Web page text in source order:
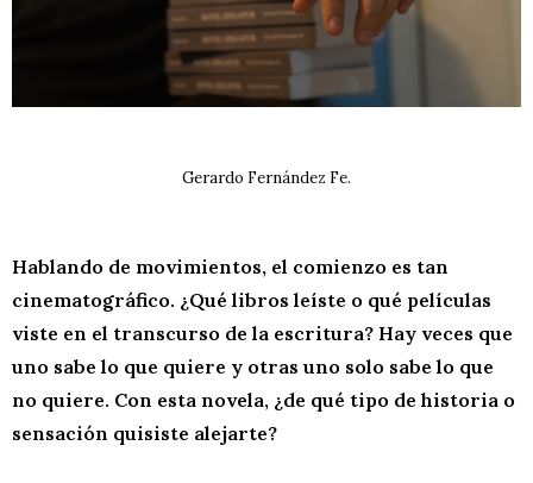
Gerardo Fernández Fe.
Hablando de movimientos, el comienzo es tan
cinematográfico. ¿Qué libros leíste o qué películas
viste en el transcurso de la escritura? Hay veces que
uno sabe lo que quiere y otras uno solo sabe lo que
no quiere. Con esta novela, ¿de qué tipo de historia o
sensación quisiste alejarte?